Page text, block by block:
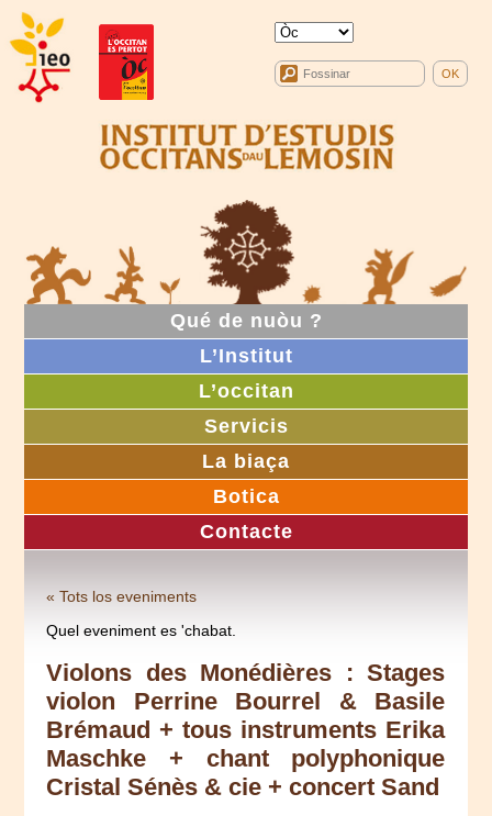
Qué de nuòu ?
L’Institut
L’occitan
Servicis
La biaça
Botica
Contacte
« Tots los eveniments
Quel eveniment es 'chabat.
Violons des Monédières : Stages
violon Perrine Bourrel & Basile
Brémaud + tous instruments Erika
Maschke + chant polyphonique
Cristal Sénès & cie + concert Sand